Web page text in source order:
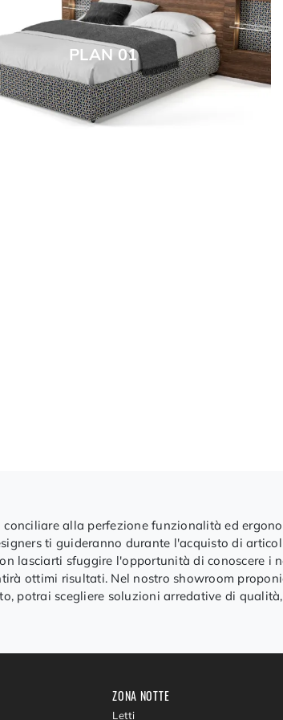
PLAN 01
alla perfezione funzionalità ed
ti guideranno durante l'acquisto di
lasciarti sfuggire l'opportunità di conoscere i
ottimi risultati. Nel nostro showroom
potrai scegliere soluzioni arredative di
ZONA NOTTE
Letti